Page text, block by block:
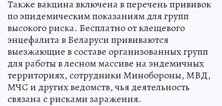
Также вакцина включена в перечень прививок
по эпидемическим показаниям для групп
высокого риска. Бесплатно от клещевого
энцефалита в Беларуси прививаются
выезжающие в составе организованных групп
для работы в лесном массиве на эндемичных
территориях, сотрудники Минобороны, МВД,
МЧС и других ведомств, чья деятельность
связана с рисками заражения.